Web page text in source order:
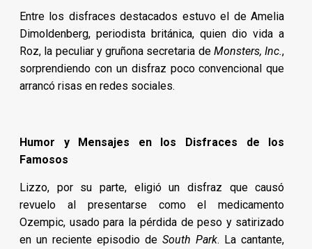
Entre los disfraces destacados estuvo el de Amelia
Dimoldenberg, periodista británica, quien dio vida a
Roz, la peculiar y gruñona secretaria deMonsters, Inc.,
sorprendiendo con un disfraz poco convencional que
arrancó risas en redes sociales.
Humor y Mensajes en los Disfraces de los
Famosos
Lizzo, por su parte, eligió un disfraz que causó
revuelo al presentarse como el medicamento
Ozempic, usado para la pérdida de peso y satirizado
en un reciente episodio deSouth Park. La cantante,